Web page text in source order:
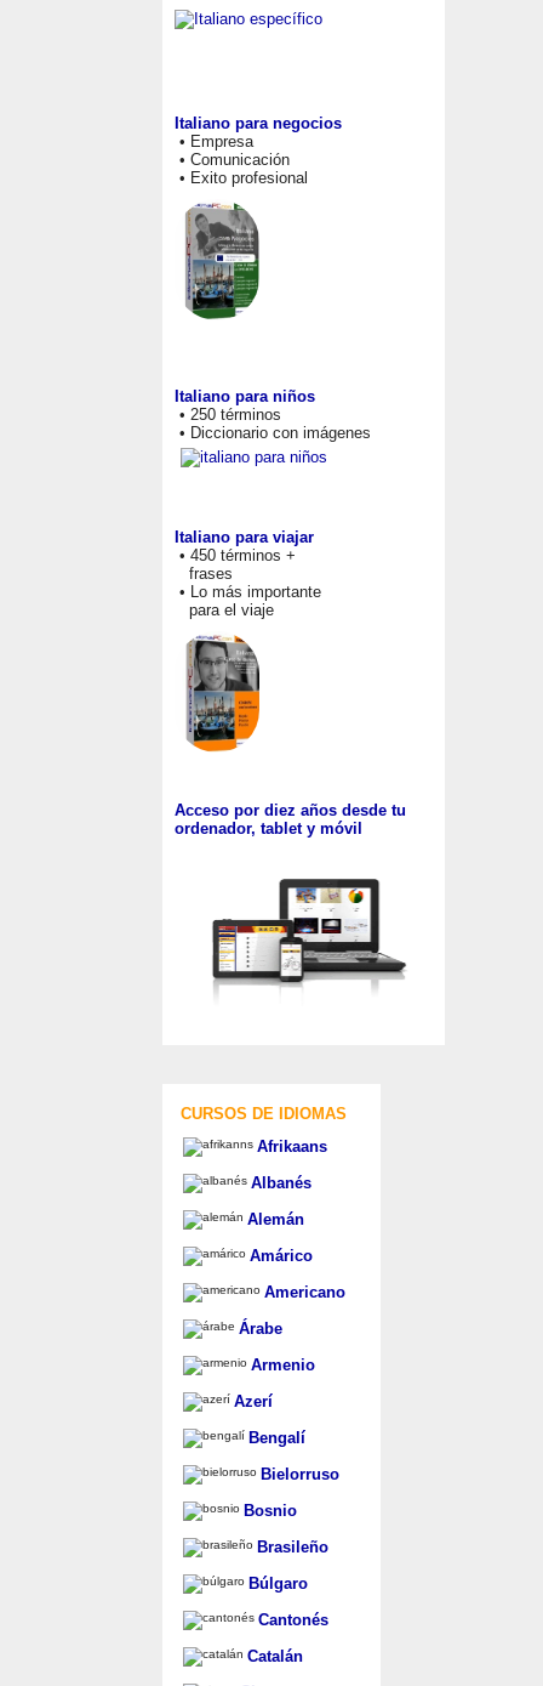
Italiano para negocios
• Empresa
• Comunicación
• Exito profesional
Italiano para niños
• 250 términos
• Diccionario con imágenes
Italiano para viajar
• 450 términos +
frases
• Lo más importante
para el viaje
Acceso por diez años desde tu
ordenador, tablet y móvil
CURSOS DE IDIOMAS
Afrikaans
Albanés
Alemán
Amárico
Americano
Árabe
Armenio
Azerí
Bengalí
Bielorruso
Bosnio
Brasileño
Búlgaro
Cantonés
Catalán